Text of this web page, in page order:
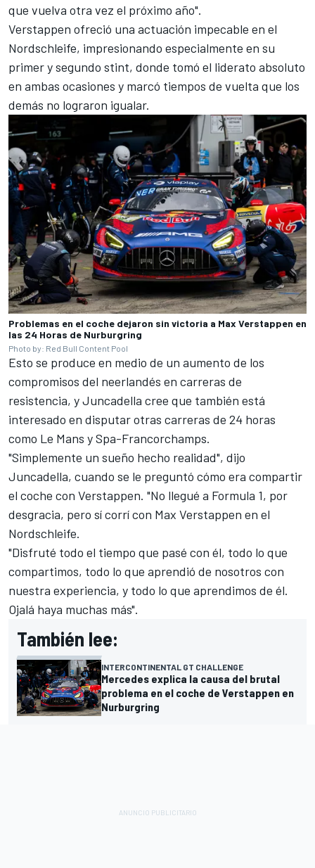
que vuelva otra vez el próximo año".
Verstappen ofreció una actuación impecable en el
Nordschleife, impresionando especialmente en su
primer y segundo stint, donde tomó el liderato absoluto
en ambas ocasiones y marcó tiempos de vuelta que los
demás no lograron igualar.
Problemas en el coche dejaron sin victoria a Max Verstappen en
las 24 Horas de Nurburgring
Photo by: Red Bull Content Pool
Esto se produce en medio de un aumento de los
compromisos del neerlandés en carreras de
resistencia, y Juncadella cree que también está
interesado en disputar otras carreras de 24 horas
como Le Mans y Spa-Francorchamps.
"Simplemente un sueño hecho realidad", dijo
Juncadella, cuando se le preguntó cómo era compartir
el coche con Verstappen. "No llegué a Formula 1, por
desgracia, pero sí corrí con Max Verstappen en el
Nordschleife.
"Disfruté todo el tiempo que pasé con él, todo lo que
compartimos, todo lo que aprendió de nosotros con
nuestra experiencia, y todo lo que aprendimos de él.
Ojalá haya muchas más".
También lee:
INTERCONTINENTAL GT CHALLENGE
Mercedes explica la causa del brutal
problema en el coche de Verstappen en
Nurburgring